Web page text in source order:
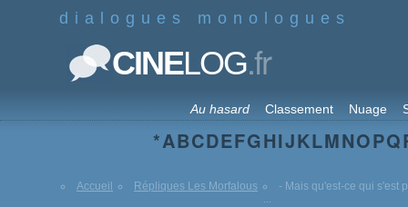
dialogues monologues
CINELOG.fr
Au hasard Classement Nuage
*ABCDEFGHIJKLMNOPQ
Accueil Répliques Les Morfalous
- Mais qu'est-ce qui s'est
...